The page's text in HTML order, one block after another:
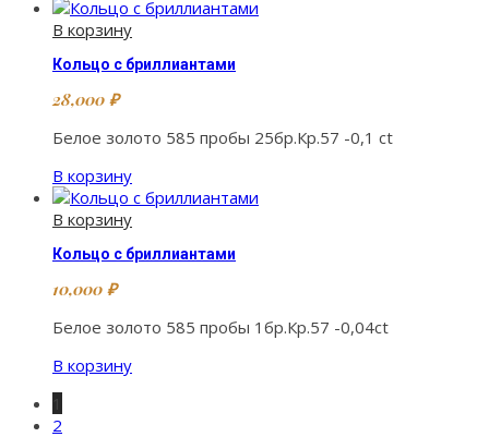
В корзину
Кольцо с бриллиантами
28,000 ₽
Белое золото 585 пробы 25бр.Кр.57 -0,1 ct
В корзину
В корзину
Кольцо с бриллиантами
10,000 ₽
Белое золото 585 пробы 1бр.Кр.57 -0,04ct
В корзину
1
2